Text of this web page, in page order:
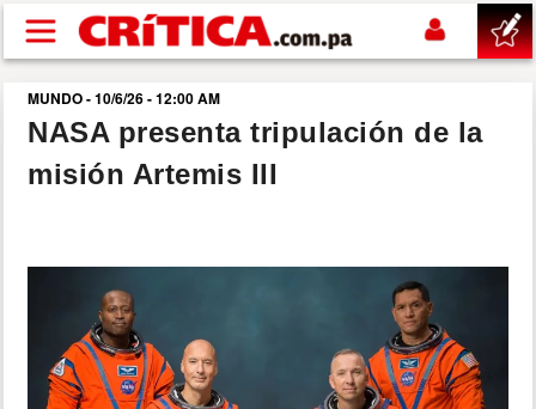
Pasar al contenido principal
buscar
SUCESOS
SHOW
MUNDO - 10/6/26 - 12:00 AM
NASA presenta tripulación de la
misión Artemis III